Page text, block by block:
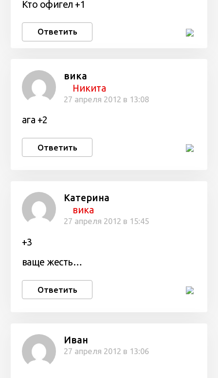
Кто офигел +1
Ответить
вика
Никита
27 апреля 2012 в 13:08
ага +2
Ответить
Катерина
вика
27 апреля 2012 в 15:45
+3
ваще жесть…
Ответить
Иван
27 апреля 2012 в 13:06